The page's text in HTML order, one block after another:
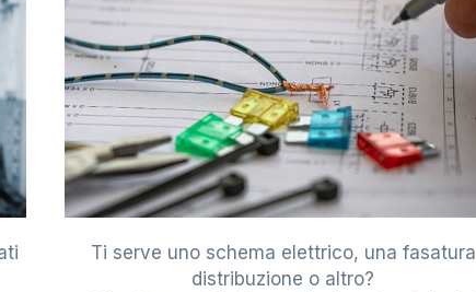
Ti serve uno schema elettrico, una fasatura
distribuzione o altro?